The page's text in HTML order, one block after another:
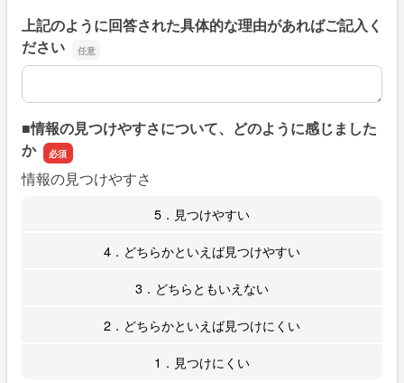
上記のように回答された具体的な理由があればご記入く
ださい
上記のように回答された具体的な理由があればご記入くだ
■情報の見つけやすさについて、どのように感じました
か
情報の見つけやすさ
5．見つけやすい
4．どちらかといえば見つけやすい
3．どちらともいえない
2．どちらかといえば見つけにくい
1．見つけにくい